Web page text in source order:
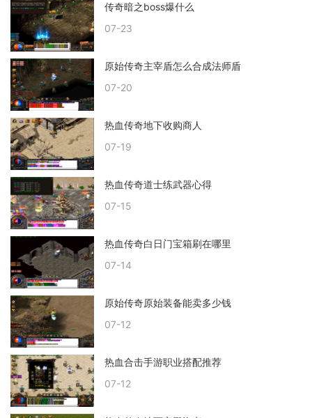
传奇暗之boss爆什么
07-23
原始传奇主宰盾怎么合成法师盾
07-20
热血传奇地下收购商人
07-19
热血传奇道士练武器心得
07-15
热血传奇白日门宝箱刷在哪里
07-14
原始传奇原始装备能卖多少钱
07-12
热血合击手游职业搭配推荐
07-12